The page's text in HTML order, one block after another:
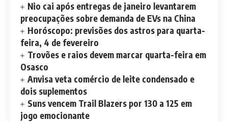
Nio cai após entregas de janeiro levantarem
preocupações sobre demanda de EVs na China
Horóscopo: previsões dos astros para quarta-
feira, 4 de fevereiro
Trovões e raios devem marcar quarta-feira em
Osasco
Anvisa veta comércio de leite condensado e
dois suplementos
Suns vencem Trail Blazers por 130 a 125 em
jogo emocionante